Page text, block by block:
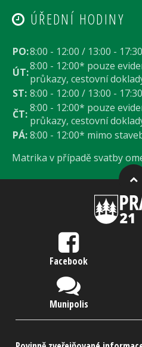
ÚŘEDNÍ HODINY
PO:8:00 - 12:00 / 13:00 - 17:30
ÚT:8:00 - 12:00* pouze
průkazy, cestovní
ST: 8:00 - 12:00 / 13:00 - 17:30
ČT:8:00 - 12:00* pouze
průkazy, cestovní
PÁ:8:00 - 12:00* mimo
Matrika v případě svatby
Facebook
Munipolis